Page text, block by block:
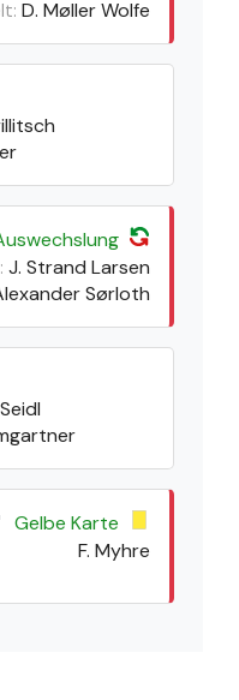
D. Møller Wolfe
J. Strand Larsen
Sørloth
Gelbe Karte
F. Myhre